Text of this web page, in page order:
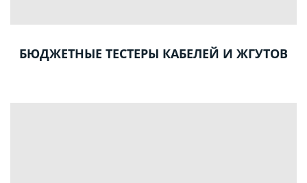
БЮДЖЕТНЫЕ ТЕСТЕРЫ КАБЕЛЕЙ И ЖГУТОВ